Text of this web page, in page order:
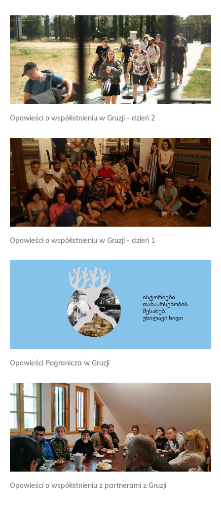
Opowieści o współistnieniu w Gruzji - dzień 2
Opowieści o współistnieniu w Gruzji - dzień 1
Opowieści Pogranicza w Gruzji
Opowieści o współistnieniu z partnerami z Gruzji